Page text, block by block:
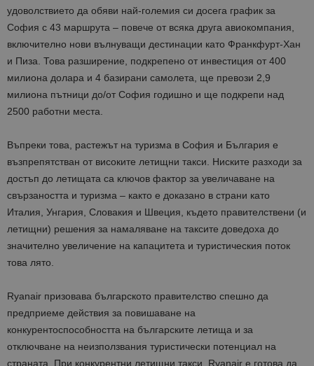
удоволствието да обяви най-големия си досега график за
София с 43 маршрута – повече от всяка друга авиокомпания,
включително нови вълнуващи дестинации като Франкфурт-Хан
и Пиза. Това разширение, подкрепено от инвестиция от 400
милиона долара и 4 базирани самолета, ще превози 2,9
милиона пътници до/от София годишно и ще подкрепи над
2500 работни места.
Въпреки това, растежът на туризма в София и България е
възпрепятстван от високите летищни такси. Ниските разходи за
достъп до летищата са ключов фактор за увеличаване на
свързаността и туризма – както е доказано в страни като
Италия, Унгария, Словакия и Швеция, където правителствени (и
летищни) решения за намаляване на таксите доведоха до
значително увеличение на капацитета и туристическия поток
това лято.
Ryanair призовава българското правителство спешно да
предприеме действия за повишаване на
конкурентоспособността на българските летища и за
отключване на неизползвания туристически потенциал на
страната. При конкурентни летищни такси, Ryanair е готова да